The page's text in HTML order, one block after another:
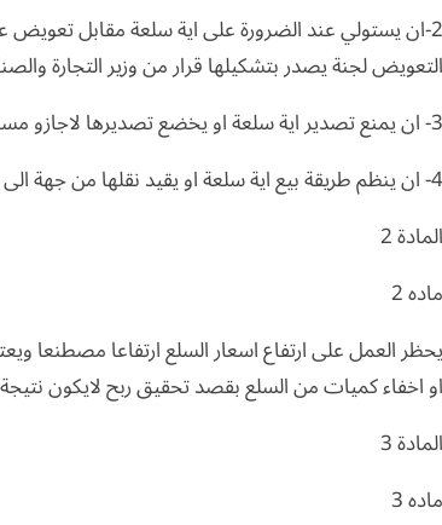
2-ان يستولي عند الضرورة على اية سلعة مقابل تعويض
التعويض لجنة يصدر بتشكيلها قرار من وزير التجارة
3- ان يمنع تصدير اية سلعة او يخضع تصديرها لاجازو مسبقة.
4- ان ينظم طريقة بيع اية سلعة او يقيد نقلها من جهة الى اخرى.
المادة 2
ماده 2
يحظر العمل على ارتفاع اسعار السلع ارتفاعا مصطنعا
او اخفاء كميات من السلع بقصد تحقيق ربح لايكون
المادة 3
ماده 3